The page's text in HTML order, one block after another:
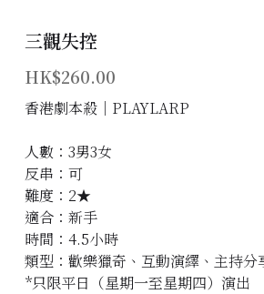
Instagram
搜索
三觀失控
HK$260.00
香港劇本殺│PLAYLARP
人數：3男3女
反串：可
難度：2★
適合：新手
時間：4.5小時
類型：歡樂獵奇、互動演繹、主持分
*只限平日（星期一至星期四）演出